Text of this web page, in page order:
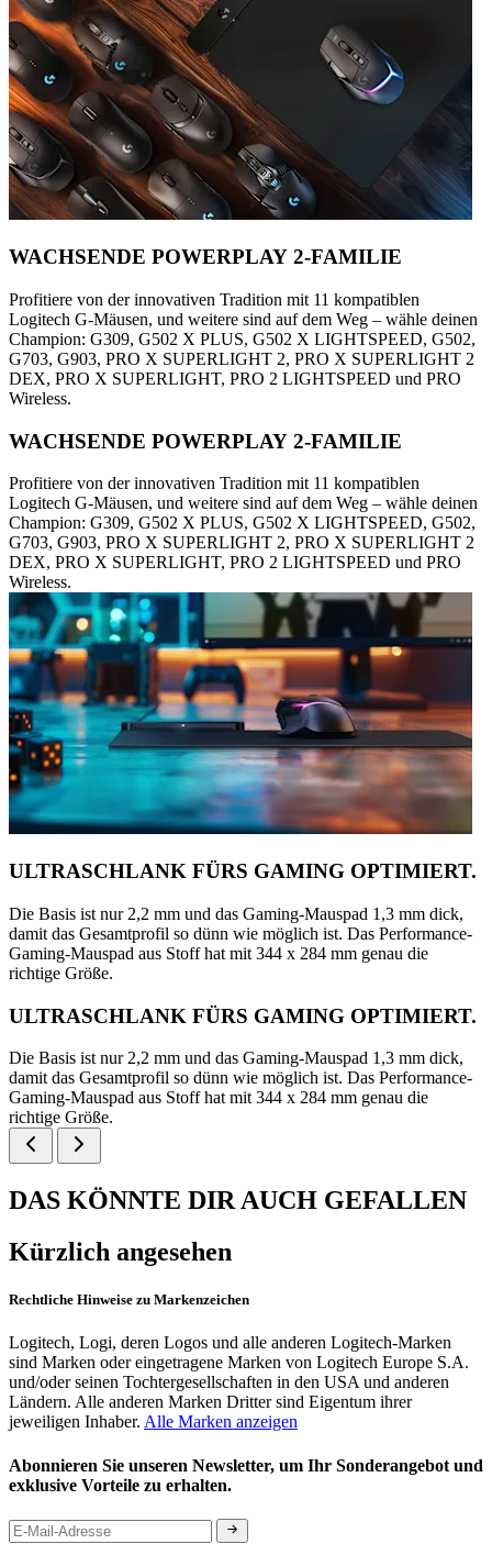
WACHSENDE POWERPLAY 2-FAMILIE
Profitiere von der innovativen Tradition mit 11 kompatiblen
Logitech G-Mäusen, und weitere sind auf dem Weg – wähle deinen
Champion: G309, G502 X PLUS, G502 X LIGHTSPEED, G502,
G703, G903, PRO X SUPERLIGHT 2, PRO X SUPERLIGHT 2
DEX, PRO X SUPERLIGHT, PRO 2 LIGHTSPEED und PRO
Wireless.
WACHSENDE POWERPLAY 2-FAMILIE
Profitiere von der innovativen Tradition mit 11 kompatiblen
Logitech G-Mäusen, und weitere sind auf dem Weg – wähle deinen
Champion: G309, G502 X PLUS, G502 X LIGHTSPEED, G502,
G703, G903, PRO X SUPERLIGHT 2, PRO X SUPERLIGHT 2
DEX, PRO X SUPERLIGHT, PRO 2 LIGHTSPEED und PRO
Wireless.
ULTRASCHLANK FÜRS GAMING OPTIMIERT.
Die Basis ist nur 2,2 mm und das Gaming-Mauspad 1,3 mm dick,
damit das Gesamtprofil so dünn wie möglich ist. Das Performance-
Gaming-Mauspad aus Stoff hat mit 344 x 284 mm genau die
richtige Größe.
ULTRASCHLANK FÜRS GAMING OPTIMIERT.
Die Basis ist nur 2,2 mm und das Gaming-Mauspad 1,3 mm dick,
damit das Gesamtprofil so dünn wie möglich ist. Das Performance-
Gaming-Mauspad aus Stoff hat mit 344 x 284 mm genau die
richtige Größe.
DAS KÖNNTE DIR AUCH GEFALLEN
Kürzlich angesehen
Rechtliche Hinweise zu Markenzeichen
Logitech, Logi, deren Logos und alle anderen Logitech-Marken
sind Marken oder eingetragene Marken von Logitech Europe S.A.
und/oder seinen Tochtergesellschaften in den USA und anderen
Ländern. Alle anderen Marken Dritter sind Eigentum ihrer
jeweiligen Inhaber. Alle Marken anzeigen
Abonnieren Sie unseren Newsletter, um Ihr Sonderangebot und
exklusive Vorteile zu erhalten.